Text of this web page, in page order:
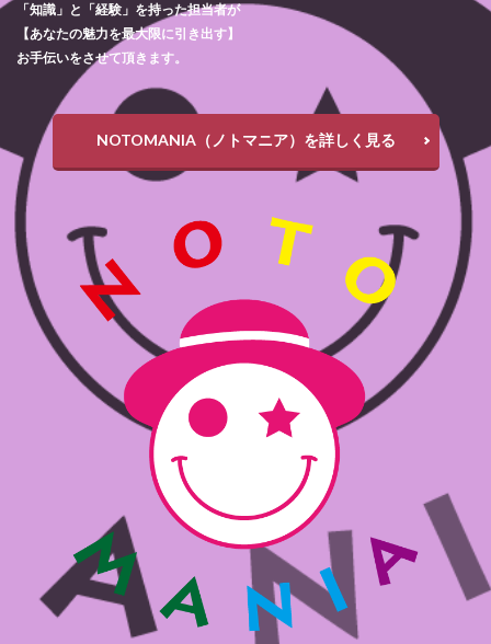
「知識」と「経験」を持った担当者が
【あなたの魅力を最大限に引き出す】
お手伝いをさせて頂きます。
NOTOMANIA（ノトマニア）を詳しく見る